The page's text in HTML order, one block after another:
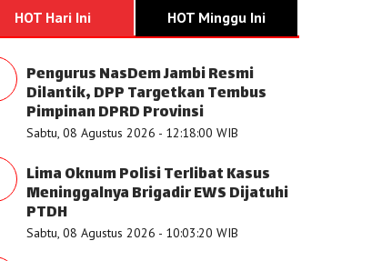
HOT Hari Ini HOT Minggu Ini
Pengurus NasDem Jambi Resmi
Dilantik, DPP Targetkan Tembus
Pimpinan DPRD Provinsi
Sabtu, 08 Agustus 2026 - 12:18:00 WIB
Lima Oknum Polisi Terlibat Kasus
Meninggalnya Brigadir EWS Dijatuhi
PTDH
Sabtu, 08 Agustus 2026 - 10:03:20 WIB